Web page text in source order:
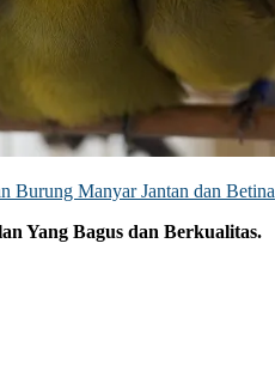
Burung Manyar Jantan dan Betina
Yang Bagus dan Berkualitas.